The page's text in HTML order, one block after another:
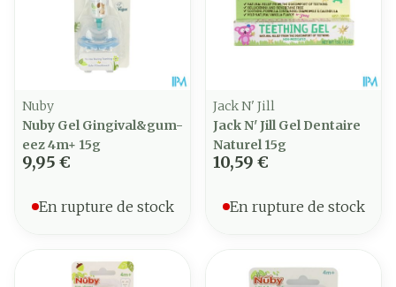
Nuby
Nuby Gel Gingival&gum-
eez 4m+ 15g
9,95 €
En rupture de stock
Jack N' Jill
Jack N' Jill Gel Dentaire
Naturel 15g
10,59 €
En rupture de stock